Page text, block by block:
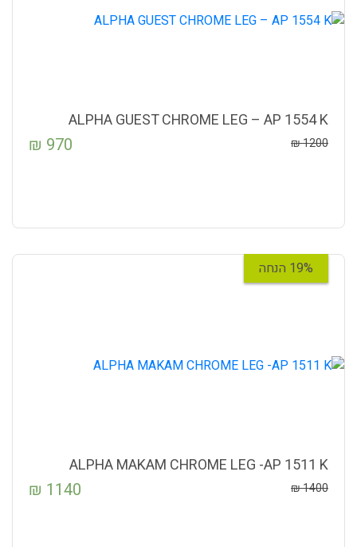
ALPHA GUEST CHROME LEG – AP 1554 K
1200
₪
970
₪
19% הנחה
ALPHA MAKAM CHROME LEG -AP 1511 K
1400
₪
1140
₪